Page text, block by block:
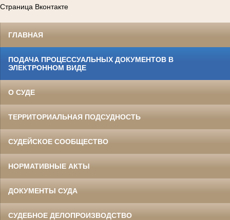
Страница Вконтакте
ГЛАВНАЯ
ПОДАЧА ПРОЦЕССУАЛЬНЫХ ДОКУМЕНТОВ В
ЭЛЕКТРОННОМ ВИДЕ
О СУДЕ
ТЕРРИТОРИАЛЬНАЯ ПОДСУДНОСТЬ
СУДЕЙСКОЕ СООБЩЕСТВО
НОРМАТИВНЫЕ АКТЫ
ДОКУМЕНТЫ СУДА
СУДЕБНОЕ ДЕЛОПРОИЗВОДСТВО